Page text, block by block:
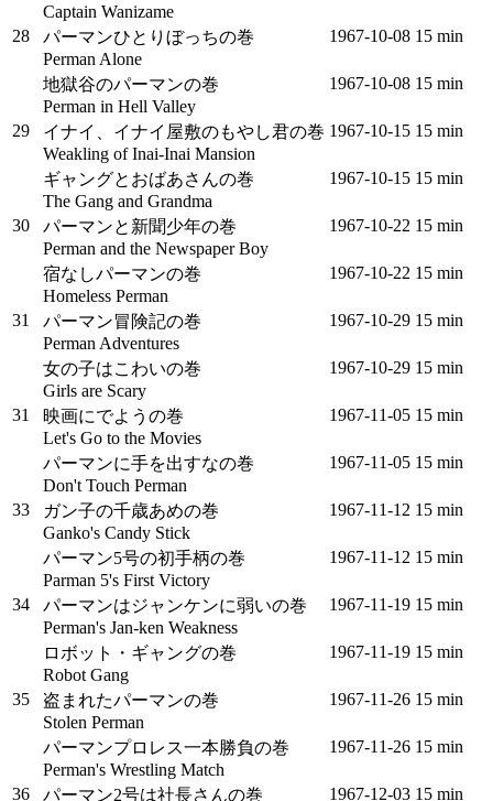
Captain Wanizame
28
パーマンひとりぼっちの巻
Perman Alone
1967‑10‑08 15 min
地獄谷のパーマンの巻
Perman in Hell Valley
1967‑10‑08 15 min
29
イナイ、イナイ屋敷のもやし君の巻
Weakling of Inai-Inai Mansion
1967‑10‑15 15 min
ギャングとおばあさんの巻
The Gang and Grandma
1967‑10‑15 15 min
30
パーマンと新聞少年の巻
Perman and the Newspaper Boy
1967‑10‑22 15 min
宿なしパーマンの巻
Homeless Perman
1967‑10‑22 15 min
31
パーマン冒険記の巻
Perman Adventures
1967‑10‑29 15 min
女の子はこわいの巻
Girls are Scary
1967‑10‑29 15 min
31
映画にでようの巻
Let's Go to the Movies
1967‑11‑05 15 min
パーマンに手を出すなの巻
Don't Touch Perman
1967‑11‑05 15 min
33
ガン子の千歳あめの巻
Ganko's Candy Stick
1967‑11‑12 15 min
パーマン5号の初手柄の巻
Parman 5's First Victory
1967‑11‑12 15 min
34
パーマンはジャンケンに弱いの巻
Perman's Jan-ken Weakness
1967‑11‑19 15 min
ロボット・ギャングの巻
Robot Gang
1967‑11‑19 15 min
35
盗まれたパーマンの巻
Stolen Perman
1967‑11‑26 15 min
パーマンプロレス一本勝負の巻
Perman's Wrestling Match
1967‑11‑26 15 min
36 パーマン2号は社長さんの巻 1967‑12‑03 15 min